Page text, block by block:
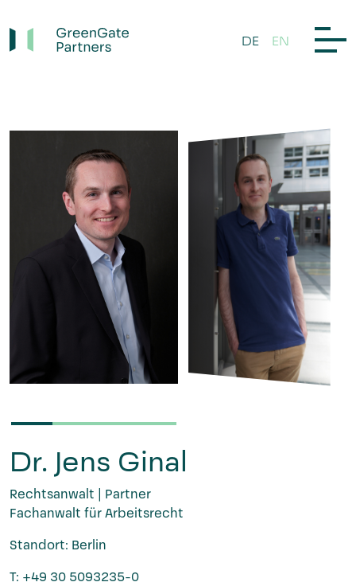
DE EN
Dr. Jens Ginal
Rechtsanwalt | Partner
Fachanwalt für Arbeitsrecht
Standort: Berlin
T: +49 30 5093235-0